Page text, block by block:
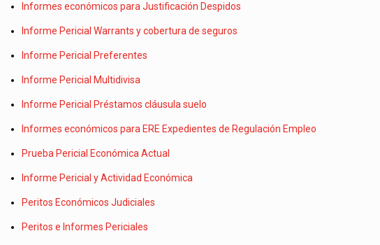
Informes económicos para Justificación Despidos
Informe Pericial Warrants y cobertura de seguros
Informe Pericial Preferentes
Informe Pericial Multidivisa
Informe Pericial Préstamos cláusula suelo
Informes económicos para ERE Expedientes de Regulación Empleo
Prueba Pericial Económica Actual
Informe Pericial y Actividad Económica
Peritos Económicos Judiciales
Peritos e Informes Periciales